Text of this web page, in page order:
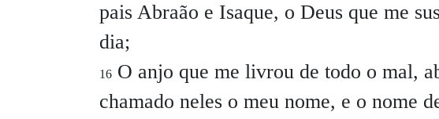
pais Abraão e Isaque, o Deus que me
dia;
16 O anjo que me livrou de todo o mal,
chamado neles o meu nome, e o nome